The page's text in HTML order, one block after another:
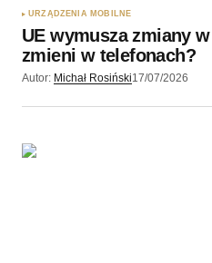
URZĄDZENIA MOBILNE
UE wymusza zmiany
zmieni w telefonach?
Autor: Michał Rosiński17/07/2026